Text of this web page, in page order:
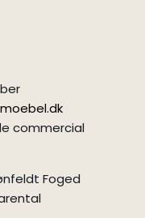
commercial
Foged